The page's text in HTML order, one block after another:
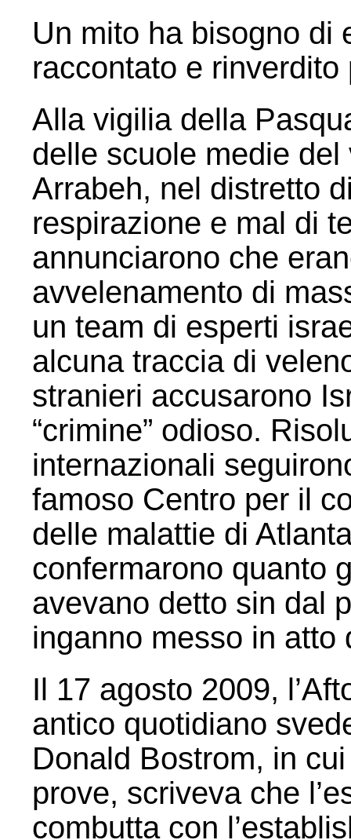
Un mito ha bisogno di
raccontato e
Alla vigilia della
delle scuole medie
Arrabeh, nel distretto
respirazione e mal di
annunciarono che
avvelenamento di
un team di esperti
alcuna traccia di
stranieri accusarono
“crimine” odioso.
internazionali
famoso Centro per il
delle malattie di
confermarono quanto
avevano detto sin dal
inganno messo in atto
Il 17 agosto 2009,
antico quotidiano
Donald Bostrom, in
prove, scriveva che
combutta con